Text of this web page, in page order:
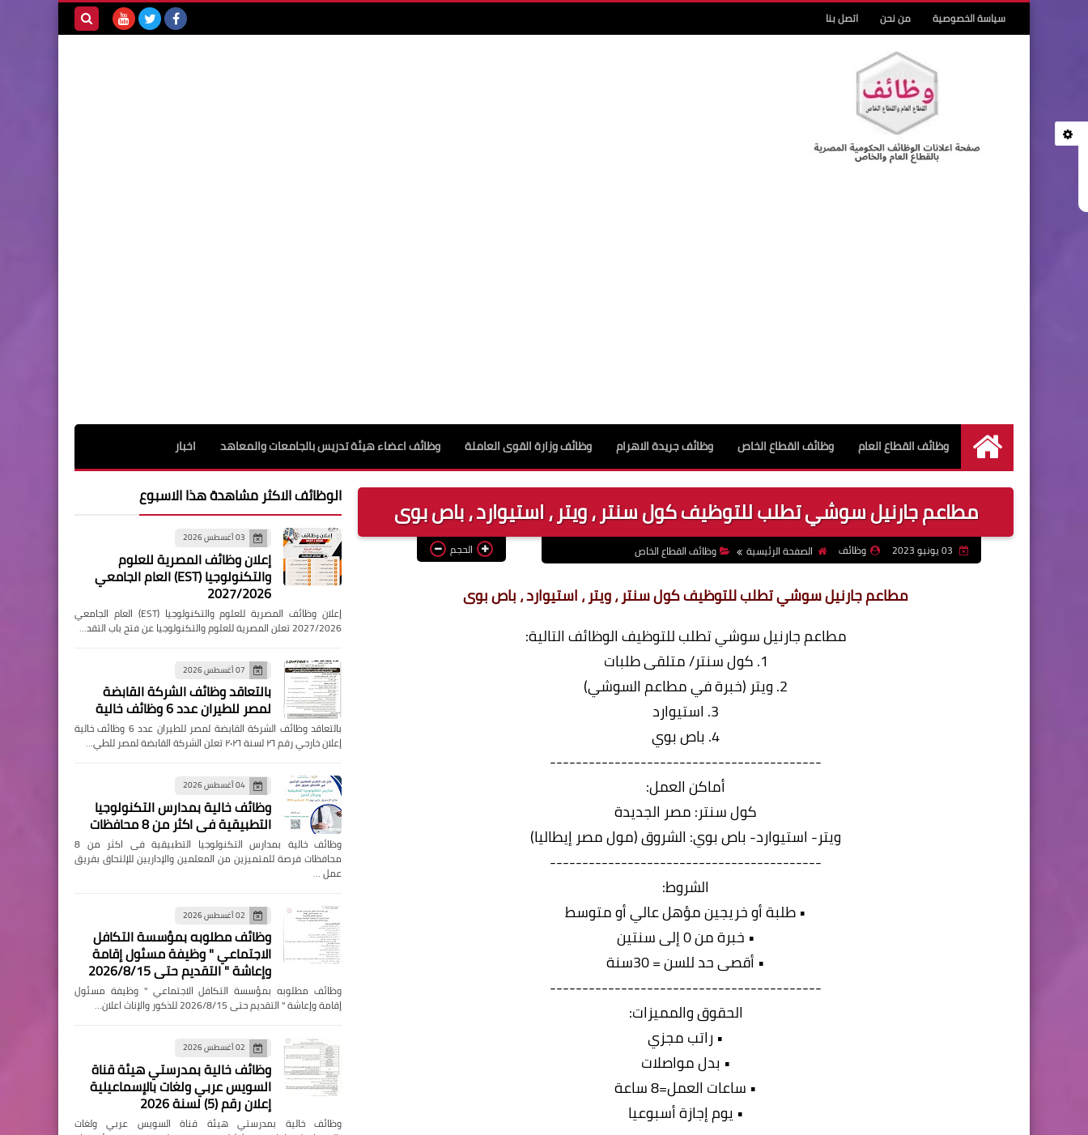
سياسة الخصوصية من نحن اتصل بنا
الرئيسية
وظائف القطاع العام وظائف القطاع الخاص وظائف جريدة الاهرام وظائف وزارة القوى العاملة وظائف اعضاء هيئة تدريس بالجامعات والمعاهد اخبار
مطاعم جارنيل سوشي تطلب للتوظيف كول سنتر ، ويتر ، استيوارد ، باص بوى
وظائف الصفحة الرئيسية وظائف القطاع الخاص الحجم
مطاعم جارنيل سوشي تطلب للتوظيف كول سنتر ، ويتر ، استيوارد ، باص بوى
مطاعم جارنيل سوشي تطلب للتوظيف الوظائف التالية:
1. كول سنتر/ متلقى طلبات
2. ويتر (خبرة في مطاعم السوشي)
3. استيوارد
4. باص بوي
------------------------------------------
أماكن العمل:
كول سنتر: مصر الجديدة
ويتر- استيوارد- باص بوي: الشروق (مول مصر إيطاليا)
------------------------------------------
الشروط:
• طلبة أو خريجين مؤهل عالي أو متوسط
• خبرة من 0 إلى سنتين
• أقصى حد للسن = 30سنة
------------------------------------------
الحقوق والمميزات:
• راتب مجزي
• بدل مواصلات
• ساعات العمل=8 ساعة
• يوم إجازة أسبوعيا
الوظائف الاكثر مشاهدة هذا الاسبوع
03 أغسطس 2026
إعلان وظائف المصرية للعلوم
والتكنولوجيا (EST) العام الجامعي
2027/2026
إعلان وظائف المصرية للعلوم والتكنولوجيا (EST) العام الجامعي
2027/2026 تعلن المصرية للعلوم والتكنولوجيا عن فتح باب التقد…
07 أغسطس 2026
بالتعاقد وظائف الشركة القابضة
لمصر للطيران عدد 6 وظائف خالية
بالتعاقد وظائف الشركة القابضة لمصر للطيران عدد 6 وظائف خالية
إعلان خارجي رقم ٢٦ لسنة ٢٠٢٦ تعلن الشركة القابضة لمصر للطي…
04 أغسطس 2026
وظائف خالية بمدارس التكنولوجيا
التطبيقية فى اكثر من 8 محافظات
وظائف خالية بمدارس التكنولوجيا التطبيقية فى اكثر من 8
محافظات فرصة للمتميزين من المعلمين والإداريين للإلتحاق بفريق
عمل …
02 أغسطس 2026
وظائف مطلوبه بمؤسسة التكافل
الاجتماعي " وظيفة مسئول إقامة
وإعاشة " التقديم حتى 2026/8/15
وظائف مطلوبه بمؤسسة التكافل الاجتماعي " وظيفة مسئول
إقامة وإعاشة " التقديم حتى 2026/8/15 للذكور والإناث اعلان…
02 أغسطس 2026
وظائف خالية بمدرستي هيئة قناة
السويس عربي ولغات بالإسماعيلية
إعلان رقم (5) لسنة 2026
وظائف خالية بمدرستي هيئة قناة السويس عربي ولغات